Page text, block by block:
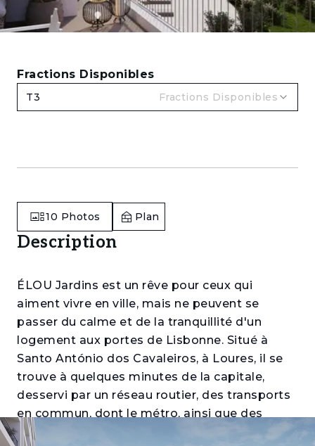
Fractions Disponibles
T3 Fractions Disponibles
10 Photos Plan
Description
ÉLOU Jardins est un rêve pour ceux qui
aiment vivre en ville, mais ne peuvent se
passer du calme et de la tranquillité d'un
logement aux portes de Lisbonne. Situé à
Santo António dos Cavaleiros, à Loures, il se
trouve à quelques minutes de la capitale,
desservi par un réseau routier, des transports
en commun, dont le métro, ainsi que des
établissements d’enseignement, des clubs de